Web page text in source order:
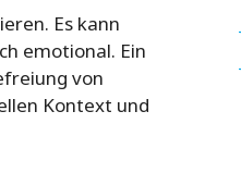
Es kann
emotional. Ein
von
Kontext und